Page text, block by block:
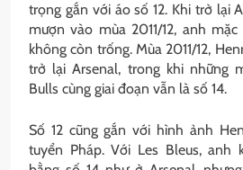
trọng gắn với áo số 12. Khi trở lại
mượn vào mùa 2011/12, anh
không còn trống. Mùa 2011/12,
trở lại Arsenal, trong khi những
Bulls cùng giai đoạn vẫn là số 14.
Số 12 cũng gắn với hình ảnh
tuyển Pháp. Với Les Bleus, anh